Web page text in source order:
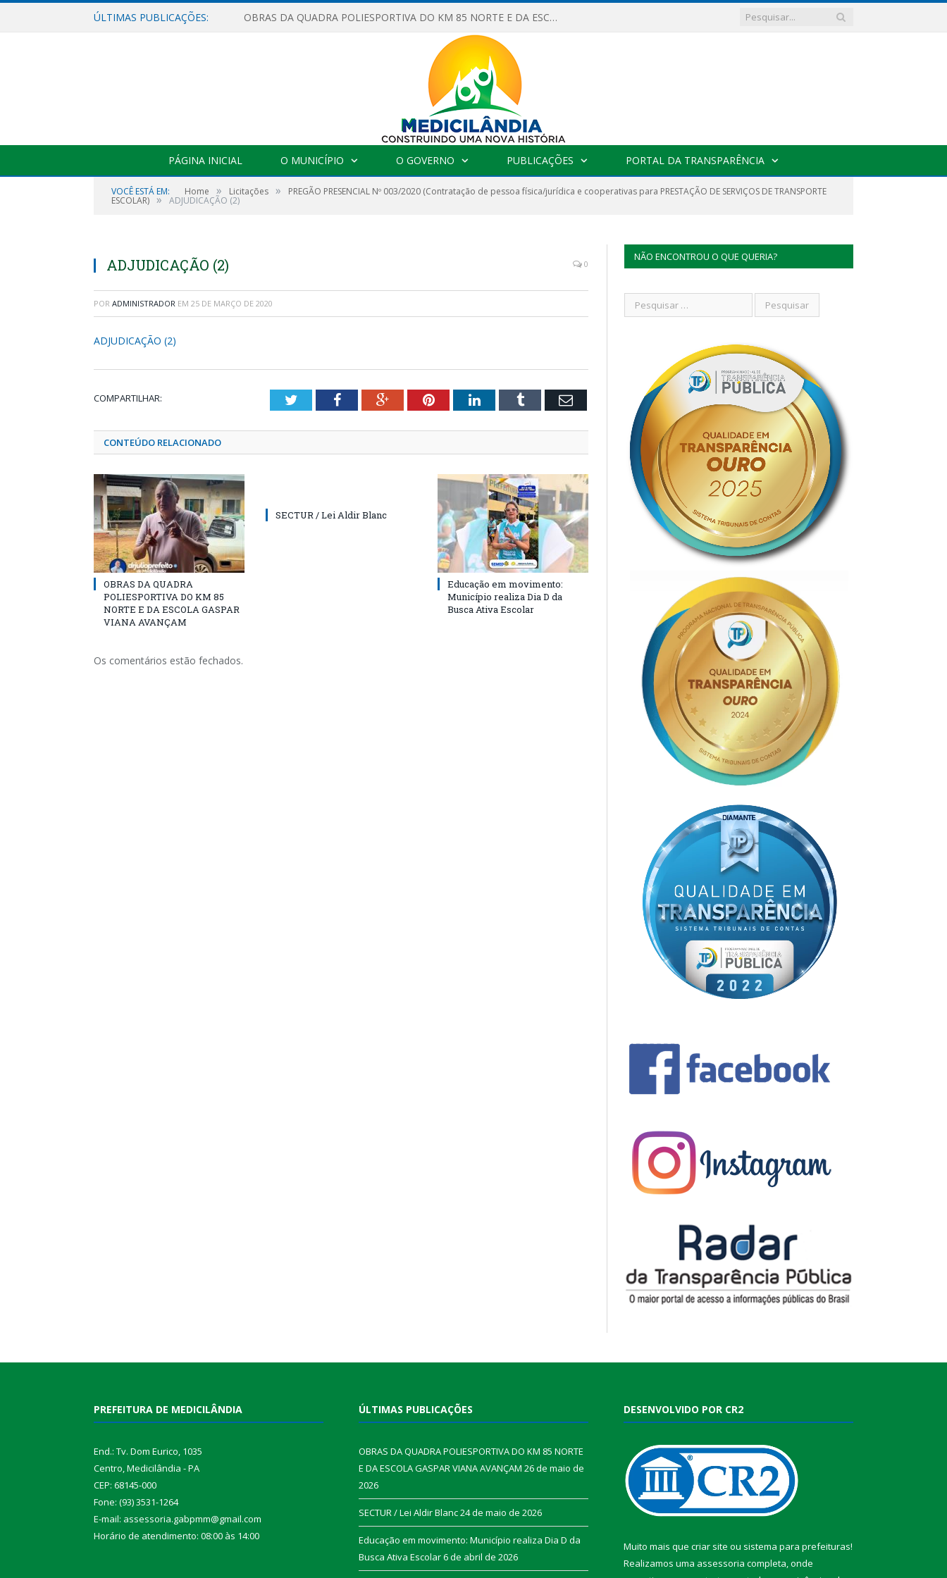
ÚLTIMAS PUBLICAÇÕES: OBRAS DA QUADRA POLIESPORTIVA DO KM 85 NORTE E DA ESCOLA GASPAR VIANA AVANÇAM
PÁGINA INICIAL O MUNICÍPIO O GOVERNO PUBLICAÇÕES PORTAL DA TRANSPARÊNCIA
VOCÊ ESTÁ EM: Home » Licitações » PREGÃO PRESENCIAL Nº 003/2020 (Contratação de pessoa física/jurídica e cooperativas para PRESTAÇÃO DE SERVIÇOS DE TRANSPORTE
ESCOLAR) » ADJUDICAÇÃO (2)
ADJUDICAÇÃO (2) 0
POR ADMINISTRADOR EM 25 DE MARÇO DE 2020
ADJUDICAÇÃO (2)
COMPARTILHAR: TwitterFacebookGoogle+PinterestLinkedInTumblr Email
CONTEÚDO RELACIONADO
OBRAS DA QUADRA
POLIESPORTIVA DO KM 85
NORTE E DA ESCOLA GASPAR
VIANA AVANÇAM
SECTUR / Lei Aldir Blanc
Educação em movimento:
Município realiza Dia D da
Busca Ativa Escolar
Os comentários estão fechados.
NÃO ENCONTROU O QUE QUERIA?
PREFEITURA DE MEDICILÂNDIA
End.: Tv. Dom Eurico, 1035
Centro, Medicilândia - PA
CEP: 68145-000
Fone: (93) 3531-1264
E-mail: assessoria.gabpmm@gmail.com
Horário de atendimento: 08:00 às 14:00
ÚLTIMAS PUBLICAÇÕES
OBRAS DA QUADRA POLIESPORTIVA DO KM 85 NORTE
E DA ESCOLA GASPAR VIANA AVANÇAM 26 de maio de
2026
SECTUR / Lei Aldir Blanc24 de maio de 2026
Educação em movimento: Município realiza Dia D da
Busca Ativa Escolar6 de abril de 2026
DESENVOLVIDO POR CR2
Muito mais que criar site ou sistema para prefeituras!
Realizamos uma assessoria completa, onde